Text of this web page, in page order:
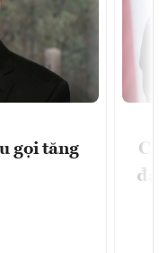
gọi tăng
đã